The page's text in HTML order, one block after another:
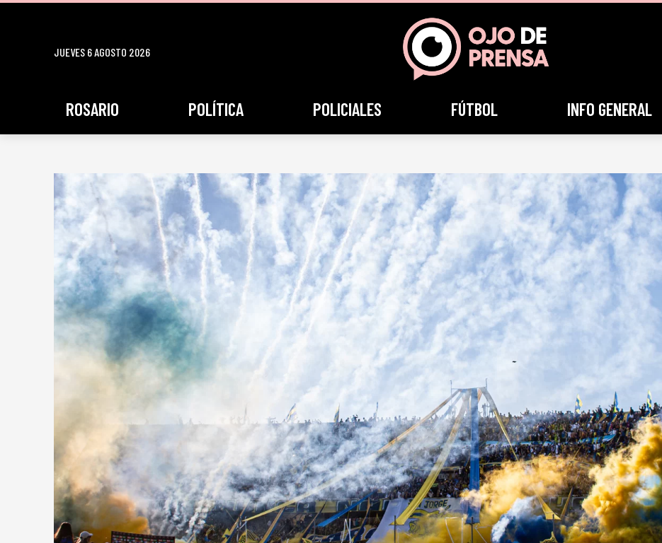
JUEVES 6 AGOSTO 2026
ROSARIO POLÍTICA POLICIALES FÚTBOL INFO GENERAL